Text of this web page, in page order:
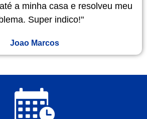
a minha casa e resolveu meu
Super indico!"
Joao Marcos